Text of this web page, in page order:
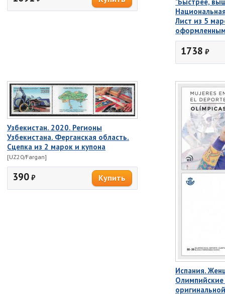
Лист из 5
1738 ₽
Узбекистан. 2020. Регионы
Узбекистана. Ферганская область.
Сцепка из 2 марок и купона
[UZ20/Fargan]
390 ₽
Испания.
Олимпийские